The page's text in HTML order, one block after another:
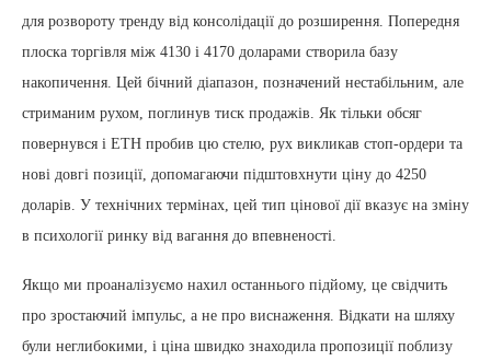
для розвороту тренду від консолідації до розширення. Попередня
плоска торгівля між 4130 і 4170 доларами створила базу
накопичення. Цей бічний діапазон, позначений нестабільним, але
стриманим рухом, поглинув тиск продажів. Як тільки обсяг
повернувся і ETH пробив цю стелю, рух викликав стоп-ордери та
нові довгі позиції, допомагаючи підштовхнути ціну до 4250
доларів. У технічних термінах, цей тип цінової дії вказує на зміну
в психології ринку від вагання до впевненості.
Якщо ми проаналізуємо нахил останнього підйому, це свідчить
про зростаючий імпульс, а не про виснаження. Відкати на шляху
були неглибокими, і ціна швидко знаходила пропозиції поблизу